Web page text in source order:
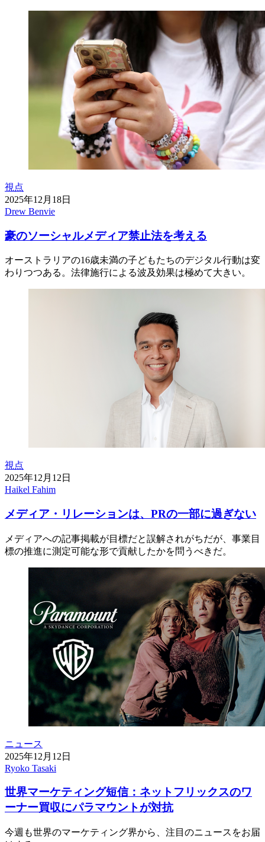
視点
2025年12月18日
Drew Benvie
豪のソーシャルメディア禁止法を考える
オーストラリアの16歳未満の子どもたちのデジタル行動は変
わりつつある。法律施行による波及効果は極めて大きい。
視点
2025年12月12日
Haikel Fahim
メディア・リレーションは、PRの一部に過ぎない
メディアへの記事掲載が目標だと誤解されがちだが、事業目
標の推進に測定可能な形で貢献したかを問うべきだ。
ニュース
2025年12月12日
Ryoko Tasaki
世界マーケティング短信：ネットフリックスのワ
ーナー買収にパラマウントが対抗
今週も世界のマーケティング界から、注目のニュースをお届